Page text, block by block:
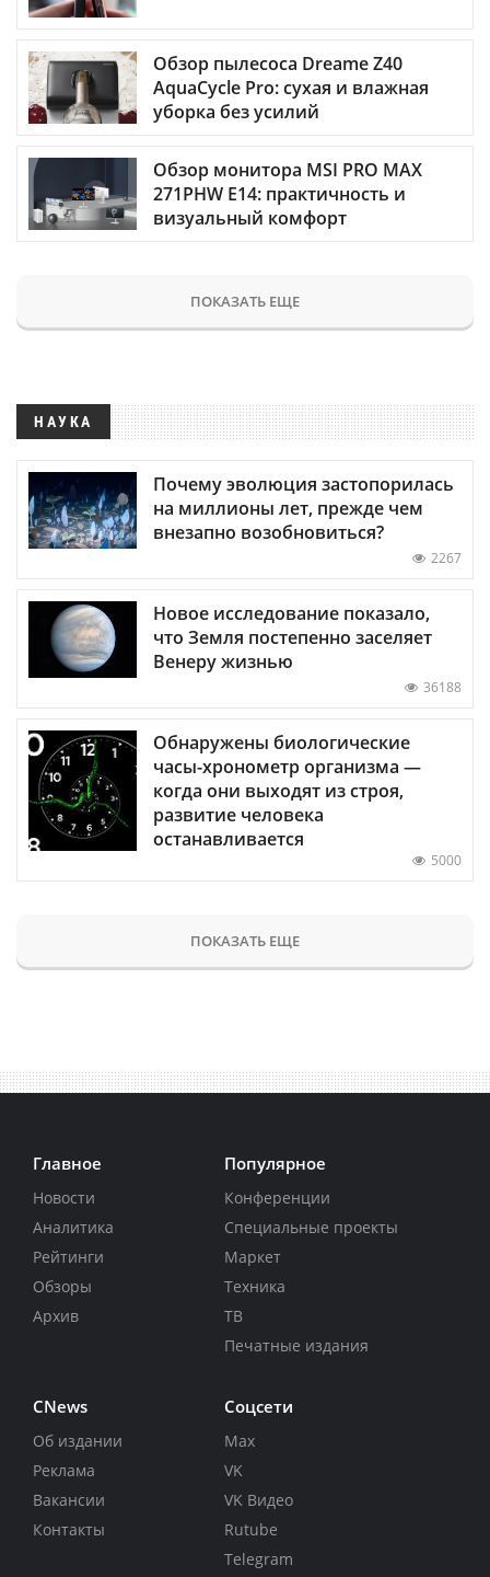
Обзор пылесоса Dreame Z40
AquaCycle Pro: сухая и влажная
уборка без усилий
Обзор монитора MSI PRO MAX
271PHW E14: практичность и
визуальный комфорт
ПОКАЗАТЬ ЕЩЕ
НАУКА
Почему эволюция застопорилась
на миллионы лет, прежде чем
внезапно возобновиться?
2267
Новое исследование показало,
что Земля постепенно заселяет
Венеру жизнью
36188
Обнаружены биологические
часы-хронометр организма —
когда они выходят из строя,
развитие человека
останавливается
5000
ПОКАЗАТЬ ЕЩЕ
Главное
Новости
Аналитика
Рейтинги
Обзоры
Архив
Популярное
Конференции
Специальные проекты
Маркет
Техника
ТВ
Печатные издания
CNews
Об издании
Реклама
Вакансии
Контакты
Соцсети
Max
VK
VK Видео
Rutube
Telegram